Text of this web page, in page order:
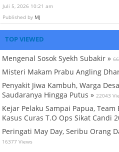
Juli 5, 2026 10:21 am
Published by MJ
TOP VIEWED
Mengenal Sosok Syekh Subakir »
Misteri Makam Prabu Angling
Penyakit Jiwa Kambuh, Warga
Saudaranya Hingga Putus » 22043
Kejar Pelaku Sampai Papua,
Kasus Curas T.O Ops Sikat Candi
Peringati May Day, Seribu Orang
16377 Views